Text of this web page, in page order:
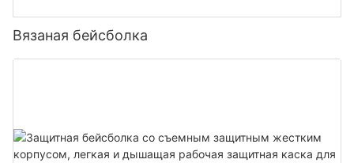
Вязаная бейсболка